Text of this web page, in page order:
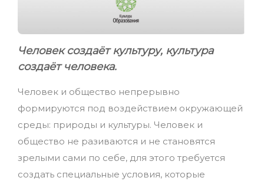
Человек создаёт культуру, культура
создаёт человека.
Человек и общество непрерывно
формируются под воздействием окружающей
среды: природы и культуры. Человек и
общество не разиваются и не становятся
зрелыми сами по себе, для этого требуется
создать специальные условия, которые